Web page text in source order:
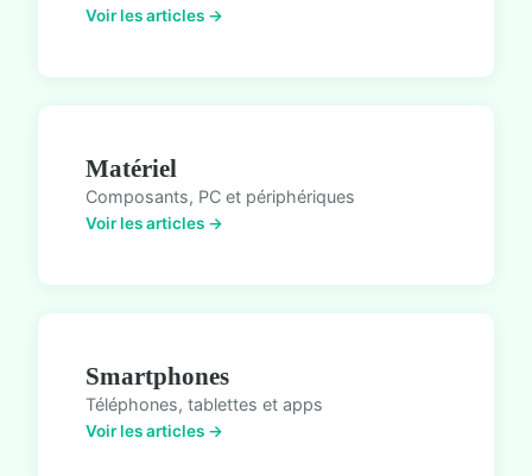
Voir les articles →
Matériel
Composants, PC et périphériques
Voir les articles →
Smartphones
Téléphones, tablettes et apps
Voir les articles →